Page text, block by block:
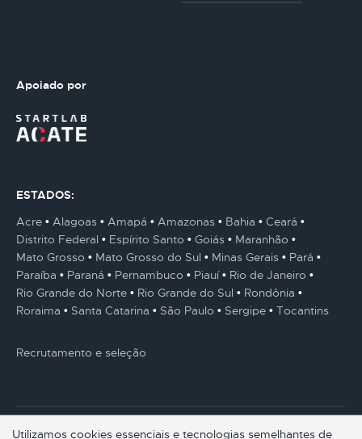
Utilizamos cookies essenciais e tecnologias semelhantes de
Apoiado por
ESTADOS:
Acre
Alagoas Amapá Amazonas Bahia
Ceará
Distrito Federal
Espírito Santo Goiás
Maranhão
Mato Grosso
Mato Grosso do Sul Minas Gerais
Pará
Paraíba
Paraná Pernambuco Piauí
Rio de Janeiro
Rio Grande do Norte
Rio Grande do Sul
Rondônia
Roraima
Santa Catarina São Paulo Sergipe Tocantins
Recrutamento e seleção